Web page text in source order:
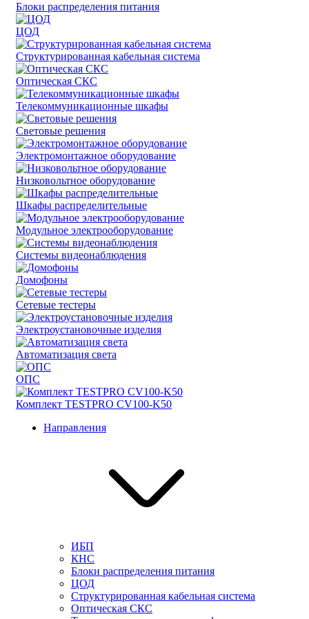
Блоки распределения питания
ЦОД
Структурированная кабельная система
Оптическая СКС
Телекоммуникационные шкафы
Световые решения
Электромонтажное оборудование
Низковольтное оборудование
Шкафы распределительные
Модульное электрооборудование
Системы видеонаблюдения
Домофоны
Сетевые тестеры
Электроустановочные изделия
Автоматизация света
ОПС
Комплект TESTPRO CV100-K50
Направления
ИБП
КНС
Блоки распределения питания
ЦОД
Структурированная кабельная система
Оптическая СКС